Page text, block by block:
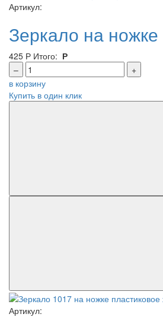
Артикул:
Зеркало на
425 Р Итого: Р
–
+
в корзину
Купить в один клик
Артикул: